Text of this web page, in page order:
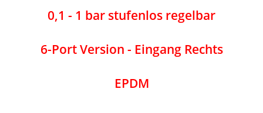
0,1 - 1 bar stufenlos regelbar
6-Port Version - Eingang Rechts
EPDM